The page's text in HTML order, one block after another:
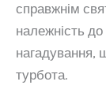
справжнім
належність до
нагадування,
турбота.